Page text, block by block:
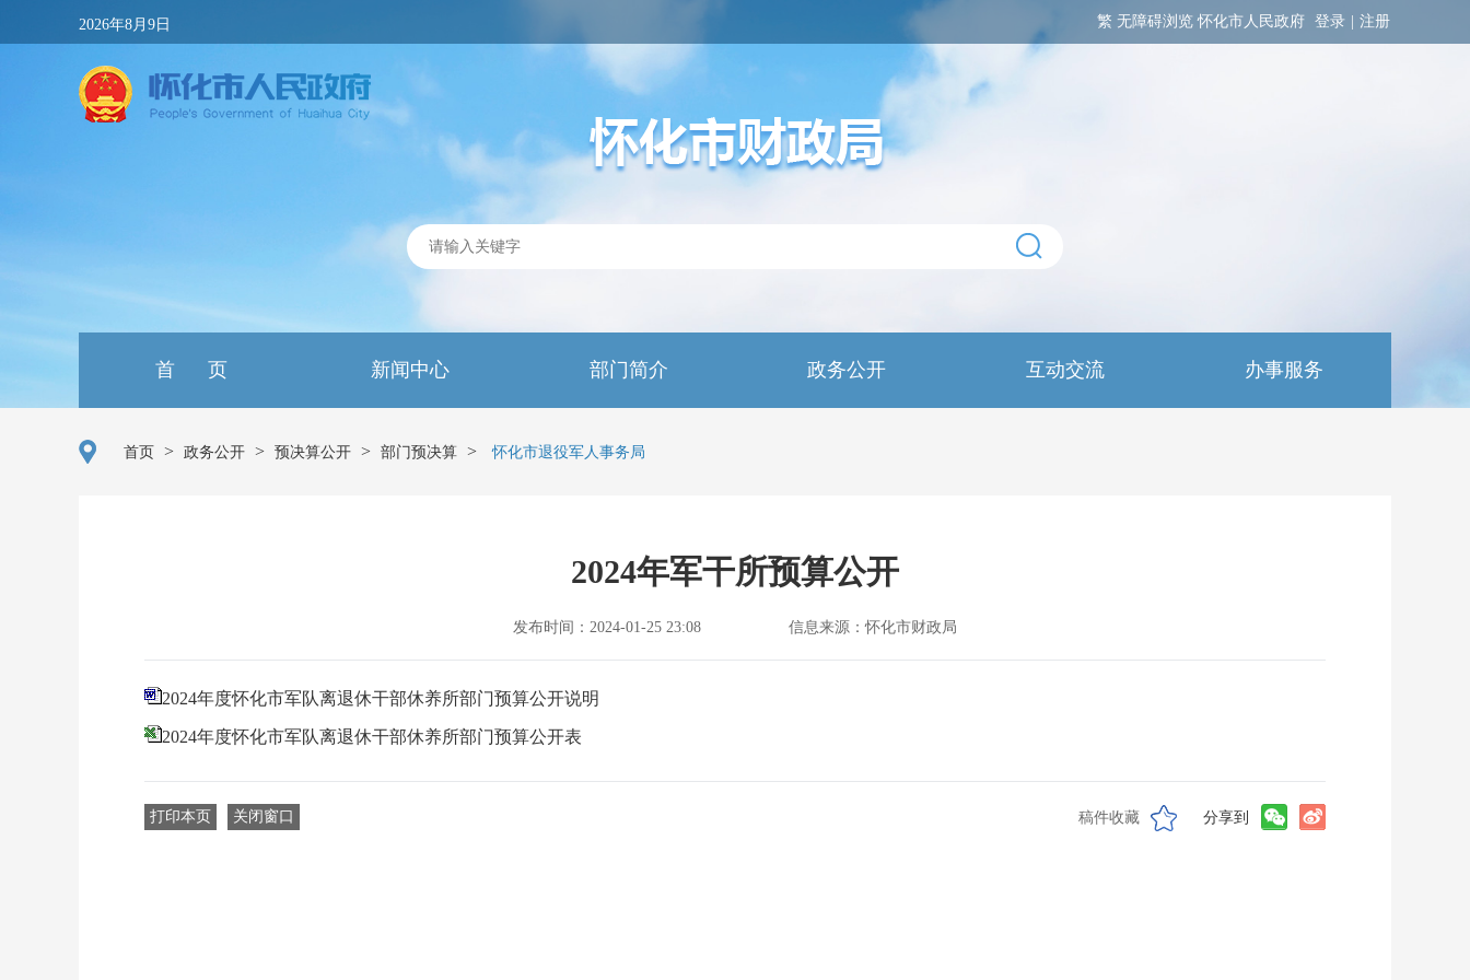
2026年8月9日 繁 无障碍浏览 怀化市人民政府 登录 注册
首 页 新闻中心 部门简介 政务公开 互动交流 办事服务
首页 > 政务公开 > 预决算公开 > 部门预决算 > 怀化市退役军人事务局
2024年军干所预算公开
发布时间：2024-01-25 23:08 信息来源：怀化市财政局
2024年度怀化市军队离退休干部休养所部门预算公开说明
2024年度怀化市军队离退休干部休养所部门预算公开表
打印本页 关闭窗口 稿件收藏 分享到